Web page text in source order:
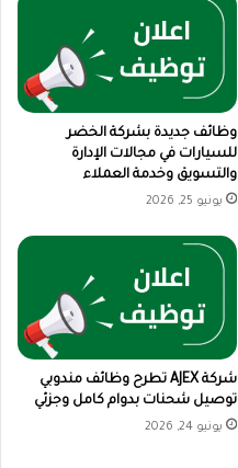
وظائف جديدة بشركة الخضر
للسيارات في مجالات الإدارة
والتسويق وخدمة العملاء
يونيو 25, 2026
شركة AJEX تطرح وظائف مندوبي
توصيل شحنات بدوام كامل وجزئي
يونيو 24, 2026